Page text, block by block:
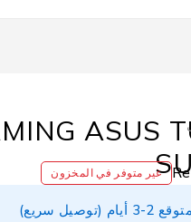
ASUS
غير متوفر في المخزون
سريع)